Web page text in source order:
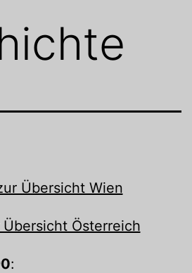
Übersicht Wien
Österreich
: